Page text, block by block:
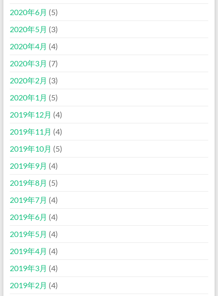
2020年6月 (5)
2020年5月 (3)
2020年4月 (4)
2020年3月 (7)
2020年2月 (3)
2020年1月 (5)
2019年12月 (4)
2019年11月 (4)
2019年10月 (5)
2019年9月 (4)
2019年8月 (5)
2019年7月 (4)
2019年6月 (4)
2019年5月 (4)
2019年4月 (4)
2019年3月 (4)
2019年2月 (4)